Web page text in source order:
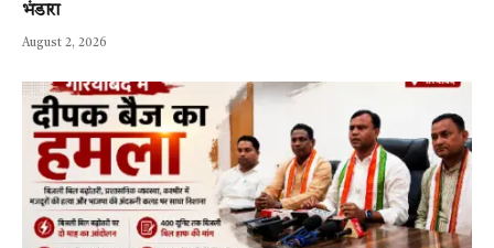
भंडारा
August 2, 2026